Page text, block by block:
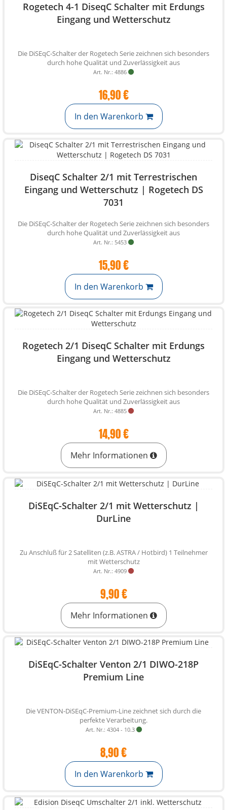
Rogetech 4-1 DiseqC Schalter mit Erdungs
Eingang und Wetterschutz
Die DiSEqC-Schalter der Rogetech Serie zeichnen sich besonders
durch hohe Qualität und Zuverlässigkeit aus
Art. Nr.: 4886
16,90 €
In den Warenkorb
DiseqC Schalter 2/1 mit Terrestrischen
Eingang und Wetterschutz | Rogetech DS
7031
Die DiSEqC-Schalter der Rogetech Serie zeichnen sich besonders
durch hohe Qualität und Zuverlässigkeit aus
Art. Nr.: 5453
15,90 €
In den Warenkorb
Rogetech 2/1 DiseqC Schalter mit Erdungs
Eingang und Wetterschutz
Die DiSEqC-Schalter der Rogetech Serie zeichnen sich besonders
durch hohe Qualität und Zuverlässigkeit aus
Art. Nr.: 4885
14,90 €
Mehr Informationen
DiSEqC-Schalter 2/1 mit Wetterschutz |
DurLine
Zu Anschluß für 2 Satelliten (z.B. ASTRA / Hotbird) 1 Teilnehmer
mit Wetterschutz
Art. Nr.: 4909
9,90 €
Mehr Informationen
DiSEqC-Schalter Venton 2/1 DIWO-218P
Premium Line
Die VENTON-DiSEqC-Premium-Line zeichnet sich durch die
perfekte Verarbeitung.
Art. Nr.: 4304 - 10.3
8,90 €
In den Warenkorb